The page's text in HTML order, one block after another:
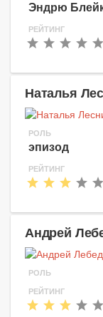
Эндрю
РЕЙТИНГ
Наталья
РОЛЬ
эпизод
РЕЙТИНГ
Андрей
РОЛЬ
РЕЙТИНГ